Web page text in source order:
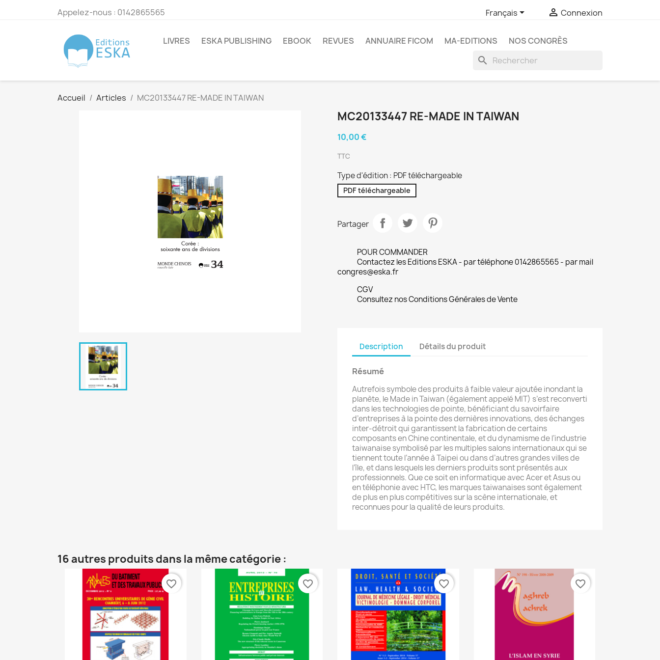
Appelez-nous : 0142865565 Français  Connexion
LIVRES ESKA PUBLISHING EBOOK REVUES ANNUAIRE FICOM MA-EDITIONS NOS CONGRÈS
search
Accueil Articles MC20133447 RE-MADE IN TAIWAN
MC20133447 RE-MADE IN TAIWAN
10,00 €
TTC
Type d'édition : PDF téléchargeable
PDF téléchargeable
Partager
POUR COMMANDER
Contactez les Editions ESKA - par téléphone 0142865565 - par mail
congres@eska.fr
CGV
Consultez nos Conditions Générales de Vente
Description Détails du produit
Résumé
Autrefois symbole des produits à faible valeur ajoutée inondant la
planète, le Made in Taiwan (également appelé MIT) s’est reconverti
dans les technologies de pointe, bénéficiant du savoirfaire
d’entreprises à la pointe des dernières innovations, des échanges
inter-détroit qui garantissent la fabrication de certains
composants en Chine continentale, et du dynamisme de l’industrie
taiwanaise symbolisé par les multiples salons internationaux qui se
tiennent toute l’année à Taipei ou dans d’autres grandes villes de
l’île, et dans lesquels les derniers produits sont présentés aux
professionnels. Que ce soit en informatique avec Acer et Asus ou
en téléphonie avec HTC, les marques taiwanaises sont également
de plus en plus compétitives sur la scène internationale, et
reconnues pour la qualité de leurs produits.
16 autres produits dans la même catégorie :
favorite_border favorite_border favorite_border favorite_border